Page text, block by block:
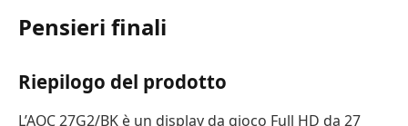
Pensieri finali
Riepilogo del prodotto
L’AOC 27G2/BK è un display da gioco Full HD da 27